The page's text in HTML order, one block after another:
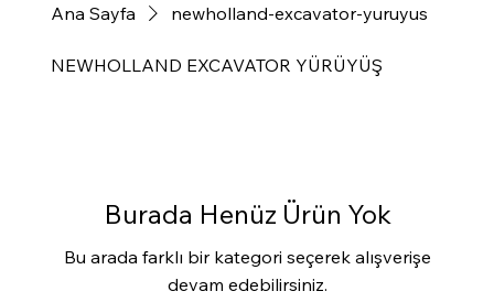
Ana Sayfa newholland-excavator-yuruyus
NEWHOLLAND EXCAVATOR YÜRÜYÜŞ
Burada Henüz Ürün Yok
Bu arada farklı bir kategori seçerek alışverişe
devam edebilirsiniz.